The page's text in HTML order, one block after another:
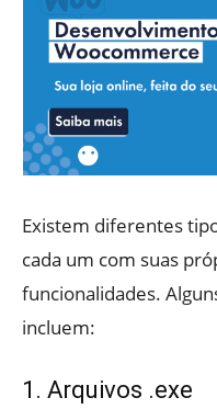
Existem diferentes
cada um com suas
funcionalidades.
incluem:
1. Arquivos .exe